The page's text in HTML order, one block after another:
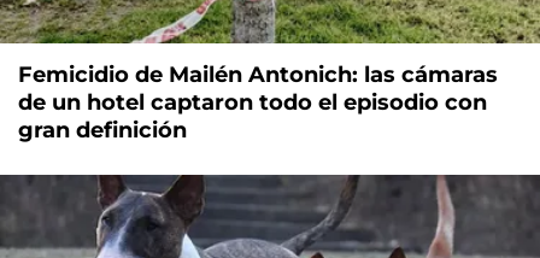
Femicidio de Mailén Antonich: las cámaras
de un hotel captaron todo el episodio con
gran definición